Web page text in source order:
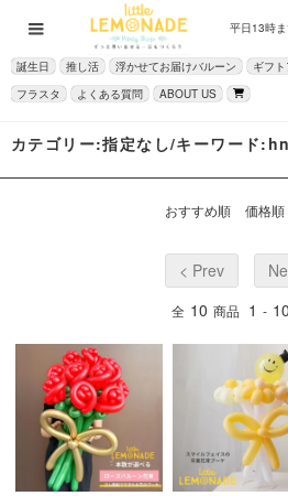
平日13時
誕生日 推し活 浮かせてお届けバルーン
ギフ
フラスタ
よくある質問 ABOUT US
カテゴリー:指定なし/キーワード
おすすめ順 価格順
< Prev
全 10 商品 1 - 10